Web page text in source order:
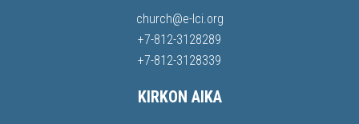
church@e-lci.org
+7-812-3128289
+7-812-3128339
KIRKON AIKA